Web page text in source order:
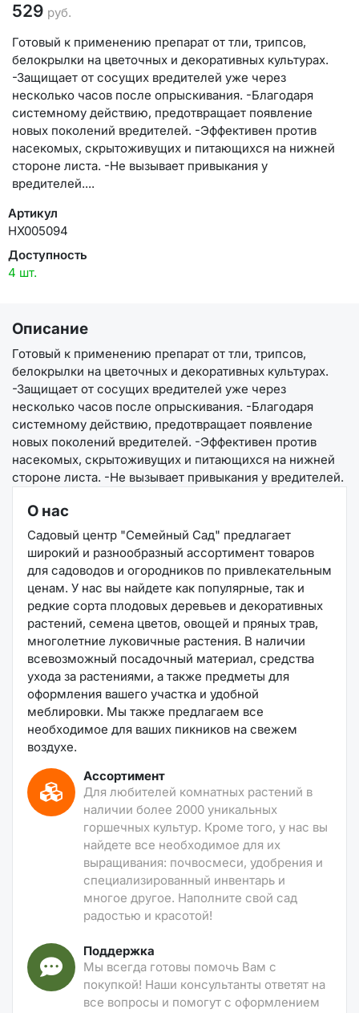
529 руб.
Готовый к применению препарат от тли, трипсов,
белокрылки на цветочных и декоративных культурах.
-Защищает от сосущих вредителей уже через
несколько часов после опрыскивания. -Благодаря
системному действию, предотвращает появление
новых поколений вредителей. -Эффективен против
насекомых, скрытоживущих и питающихся на нижней
стороне листа. -Не вызывает привыкания у
вредителей....
Артикул
НХ005094
Доступность
4 шт.
Описание
Готовый к применению препарат от тли, трипсов,
белокрылки на цветочных и декоративных культурах.
-Защищает от сосущих вредителей уже через
несколько часов после опрыскивания. -Благодаря
системному действию, предотвращает появление
новых поколений вредителей. -Эффективен против
насекомых, скрытоживущих и питающихся на нижней
стороне листа. -Не вызывает привыкания у вредителей.
О нас
Садовый центр "Семейный Сад" предлагает
широкий и разнообразный ассортимент товаров
для садоводов и огородников по привлекательным
ценам. У нас вы найдете как популярные, так и
редкие сорта плодовых деревьев и декоративных
растений, семена цветов, овощей и пряных трав,
многолетние луковичные растения. В наличии
всевозможный посадочный материал, средства
ухода за растениями, а также предметы для
оформления вашего участка и удобной
меблировки. Мы также предлагаем все
необходимое для ваших пикников на свежем
воздухе.
Ассортимент
Для любителей комнатных растений в
наличии более 2000 уникальных
горшечных культур. Кроме того, у нас вы
найдете все необходимое для их
выращивания: почвосмеси, удобрения и
специализированный инвентарь и
многое другое. Наполните свой сад
радостью и красотой!
Поддержка
Мы всегда готовы помочь Вам с
покупкой! Наши консультанты ответят на
все вопросы и помогут с оформлением